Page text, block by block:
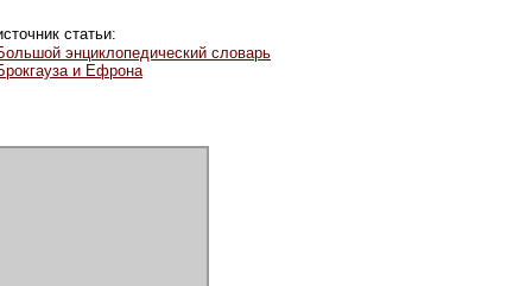
статьи:
энциклопедический словарь
и Ефрона